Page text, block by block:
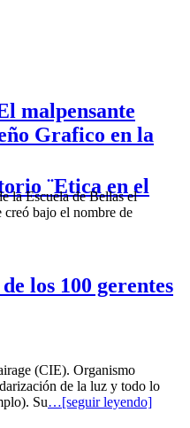
malpensante
¨Etica en el
los 100 gerentes
Grafico en la
la Escuela de Bellas el
creó bajo el nombre de
(CIE). Organismo
de la luz y todo lo
Su…[seguir leyendo]